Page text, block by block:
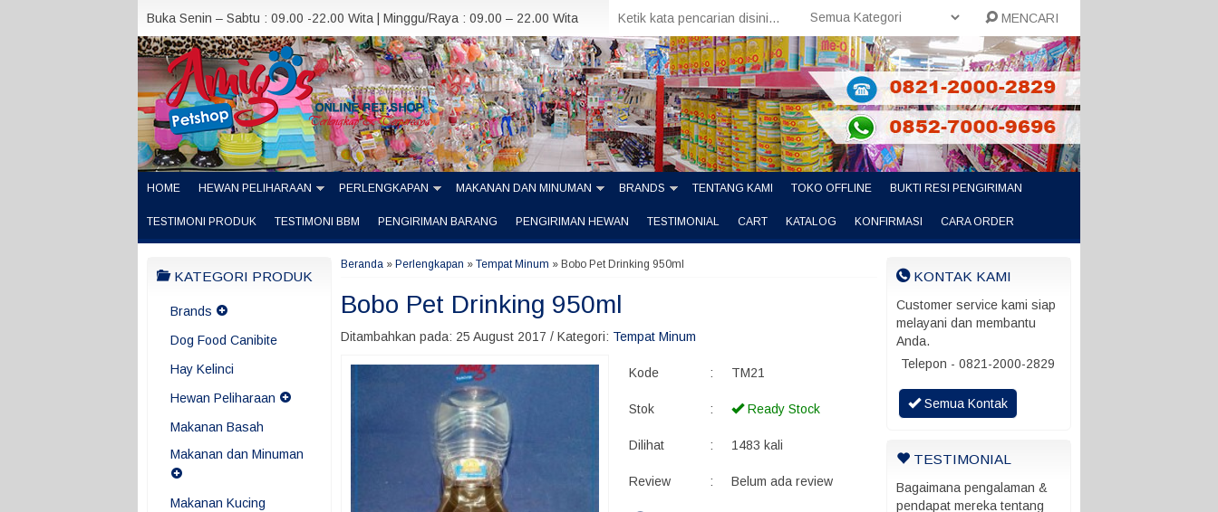
Buka Senin – Sabtu : 09.00 -22.00 Wita | Minggu/Raya : 09.00 – 22.00 Wita MENCARI
HOME HEWAN PELIHARAAN PERLENGKAPAN MAKANAN DAN MINUMAN BRANDS TENTANG KAMI TOKO OFFLINE BUKTI RESI PENGIRIMAN
TESTIMONI PRODUK TESTIMONI BBM PENGIRIMAN BARANG PENGIRIMAN HEWAN TESTIMONIAL CART KATALOG KONFIRMASI CARA ORDER
KATEGORI PRODUK
Brands
Dog Food Canibite
Hay Kelinci
Hewan Peliharaan
Makanan Basah
Makanan dan Minuman
Makanan Kucing
Beranda » Perlengkapan » Tempat Minum » Bobo Pet Drinking 950ml
Bobo Pet Drinking 950ml
Ditambahkan pada: 25 August 2017 / Kategori: Tempat Minum
Kode : TM21
Stok : Ready Stock
Dilihat : 1483 kali
Review : Belum ada review
KONTAK KAMI
Customer service kami siap
melayani dan membantu
Anda.
Telepon - 0821-2000-2829
Semua Kontak
TESTIMONIAL
Bagaimana pengalaman &
pendapat mereka tentang